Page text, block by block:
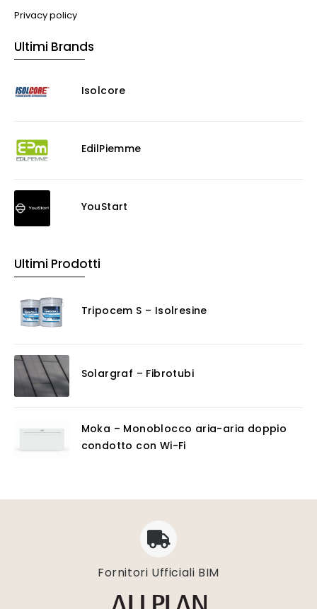
Privacy policy
Ultimi Brands
Isolcore
EdilPiemme
YouStart
Ultimi Prodotti
Tripocem S – Isolresine
Solargraf – Fibrotubi
Moka – Monoblocco aria-aria doppio
condotto con Wi-Fi
Fornitori Ufficiali BIM